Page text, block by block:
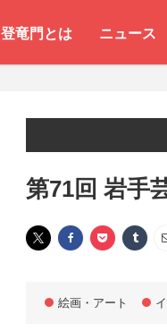
登竜門とは ニュース
第71回 岩手
絵画・アート